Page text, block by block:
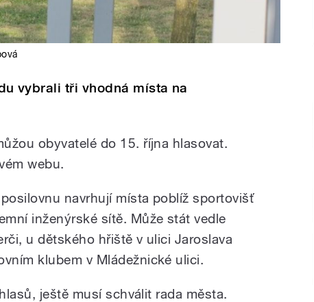
vybrali tři vhodná místa na
obyvatelé do 15. října hlasovat.
webu.
navrhují místa poblíž sportovišť
inženýrské sítě. Může stát vedle
u dětského hřiště v ulici Jaroslava
klubem v Mládežnické ulici.
ještě musí schválit rada města.